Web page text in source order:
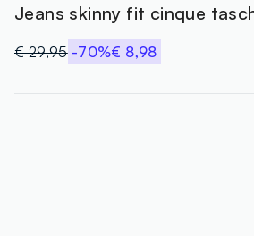
Jeans skinny fit cinque
€ 29,95 -70%€ 8,98